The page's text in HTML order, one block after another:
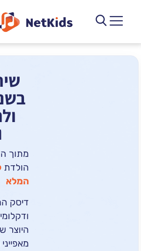
שיר –
בשנה –
ולחן:
וייס
מתוך הדיסקסתיו
למעבר
דיסק המכיל
ודקלומים
היוצר של דעת.
מאפייני הסתיו,